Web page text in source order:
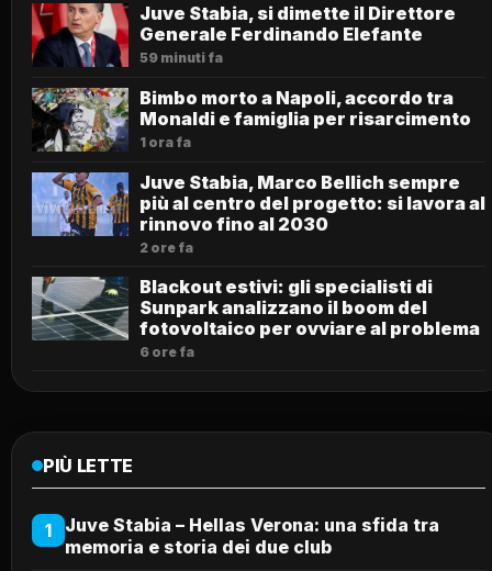
Juve Stabia, si dimette il Direttore
Generale Ferdinando Elefante
59 minuti fa
Bimbo morto a Napoli, accordo tra
Monaldi e famiglia per risarcimento
1 ora fa
Juve Stabia, Marco Bellich sempre
più al centro del progetto: si lavora al
rinnovo fino al 2030
2 ore fa
Blackout estivi: gli specialisti di
Sunpark analizzano il boom del
fotovoltaico per ovviare al problema
6 ore fa
PIÙ LETTE
1
Juve Stabia – Hellas Verona: una sfida tra
memoria e storia dei due club